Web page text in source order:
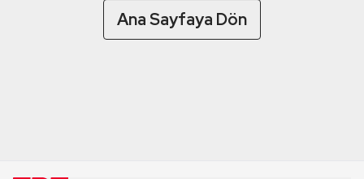
Ana Sayfaya Dön